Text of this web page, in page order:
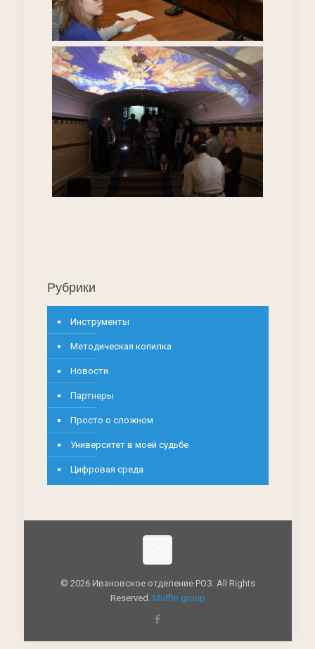
Рубрики
Инструменты
Методическая копилка
Новости
Партнеры
Просто о сложном
Университет в моей судьбе
Цифровая среда
© 2026 Ивановское отделение РОЗ. All Rights
Reserved. Muffin group